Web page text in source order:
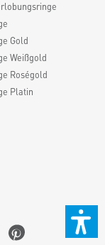
Gold
Weißgold
Roségold
Platin